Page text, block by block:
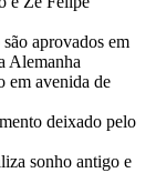
aprovados em
Alemanha
em avenida de
deixado pelo
sonho antigo e